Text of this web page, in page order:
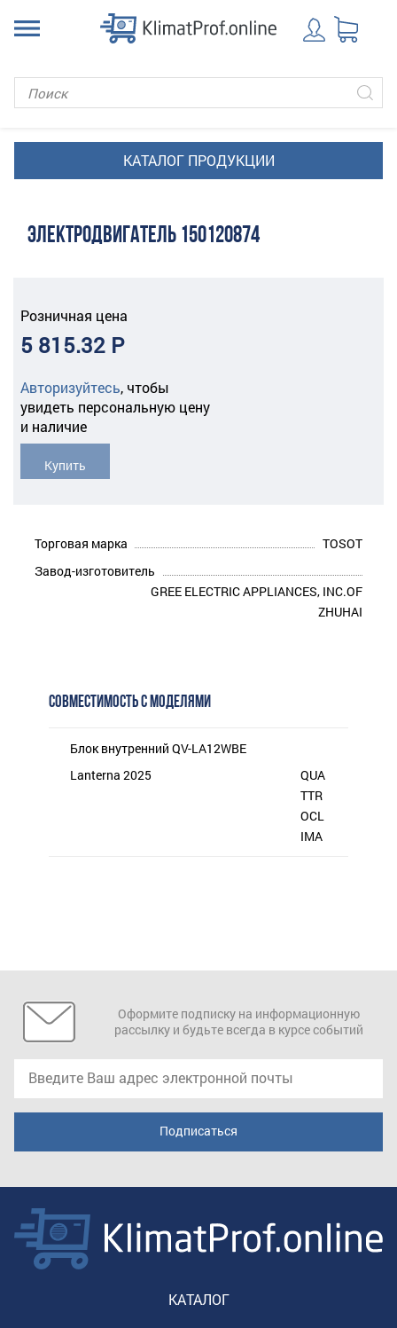
ЭЛЕКТРОДВИГАТЕЛЬ 150120874
Розничная цена
5 815.32 Р
Авторизуйтесь, чтобы
увидеть персональную цену
и наличие
Купить
Торговая марка
TOSOT
Завод-изготовитель
GREE ELECTRIC APPLIANCES, INC.OF
ZHUHAI
СОВМЕСТИМОСТЬ С МОДЕЛЯМИ
Блок внутренний QV-LA12WBE
QUA
TTR
OCL
IMA
Lanterna 2025
Оформите подписку на информационную
рассылку и будьте всегда в курсе событий
КАТАЛОГ